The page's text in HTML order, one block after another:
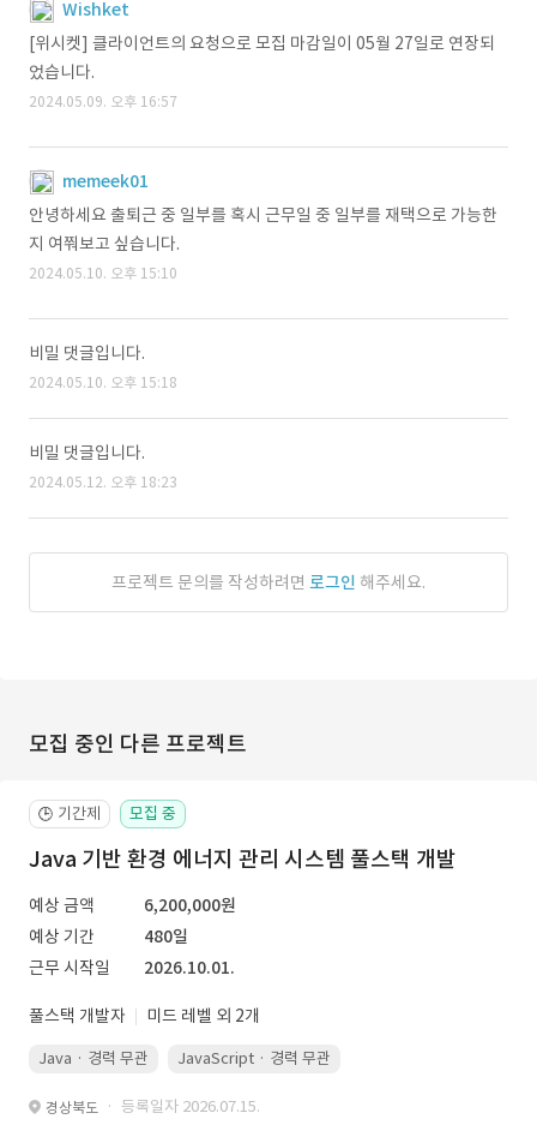
Wishket
[위시켓] 클라이언트의 요청으로 모집 마감일이 05월 27일로 연장되
었습니다.
2024.05.09. 오후 16:57
memeek01
안녕하세요 출퇴근 중 일부를 혹시 근무일 중 일부를 재택으로 가능한
지 여쭤보고 싶습니다.
2024.05.10. 오후 15:10
비밀 댓글입니다.
2024.05.10. 오후 15:18
비밀 댓글입니다.
2024.05.12. 오후 18:23
프로젝트 문의를 작성하려면 로그인 해주세요.
모집 중인 다른 프로젝트
🕒 기간제 모집 중
Java 기반 환경 에너지 관리 시스템 풀스택 개발
예상 금액
6,200,000원
예상 기간
480일
근무 시작일
2026.10.01.
풀스택 개발자 미드 레벨 외 2개
Java · 경력 무관 JavaScript · 경력 무관
경상북도 · 등록일자 2026.07.15.